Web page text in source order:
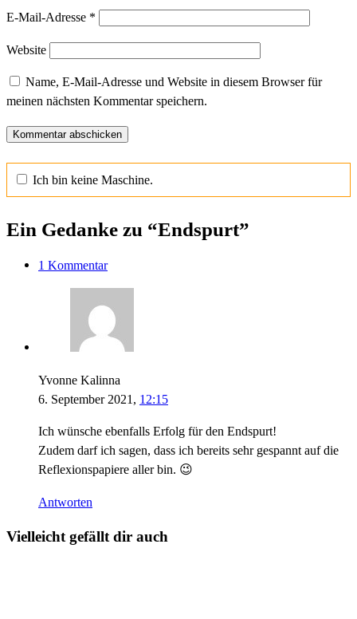
E-Mail-Adresse *
Website
Name, E-Mail-Adresse und Website in diesem Browser für
meinen nächsten Kommentar speichern.
Ich bin keine Maschine.
Ein Gedanke zu “Endspurt”
1 Kommentar
Yvonne Kalinna
6. September 2021, 12:15
Ich wünsche ebenfalls Erfolg für den Endspurt!
Zudem darf ich sagen, dass ich bereits sehr gespannt auf die
Reflexionspapiere aller bin. 😉
Antworten
Vielleicht gefällt dir auch